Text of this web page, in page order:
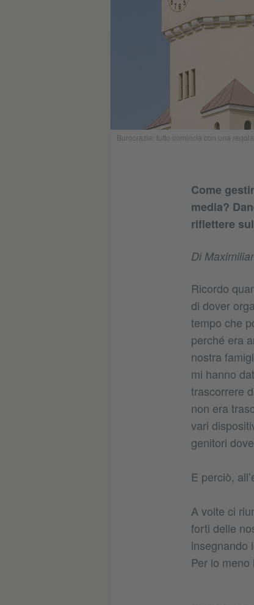
Burocrazia: tutto comincia con una
Come
media?
riflettere
Di
Ricordo
di dover
tempo che
perché era
nostra
mi hanno
trascorrere
non era
vari
genitori
E perciò,
A volte ci
forti delle
insegnando
Per lo meno